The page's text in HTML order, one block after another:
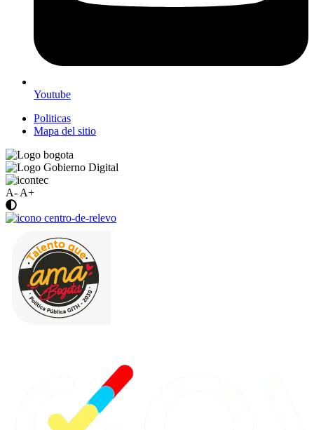
Youtube
Politicas
Mapa del sitio
A- A+